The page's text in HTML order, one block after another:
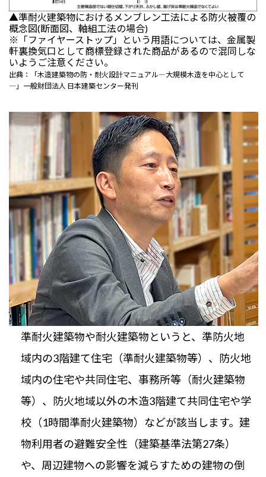
▲準耐火建築物におけるメンブレン工法による防火被覆の
概念図(断面図、軸組工法の場合)
※「ファイヤーストップ」という用語については、金属製
軒裏換気口として商標登録された商品があるので混同しな
いようご注意ください。
出典：「木造建築物の防・耐火設計マニュアル―大規模木造を中心として
―」一般財団法人 日本建築センター発刊
準耐火建築物や耐火建築物というと、準防火地
域内の3階建て住宅（準耐火建築物等）、防火地
域内の住宅や共同住宅、事務所等（耐火建築物
等）、防火地域以外の木造3階建て共同住宅や学
校（1時間準耐火建築物）などが該当します。建
物利用者の避難安全性（建築基準法第27条）
や、周辺建物への影響を減らすための建物の倒